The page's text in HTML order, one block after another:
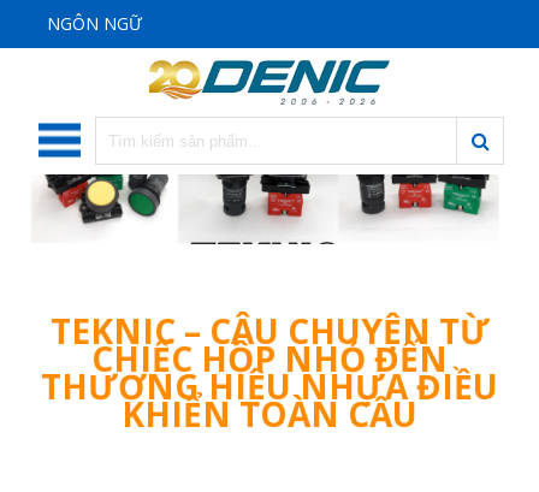
NGÔN NGỮ
TEKNIC – CÂU CHUYỆN TỪ
CHIẾC HỘP NHỎ ĐẾN
THƯƠNG HIỆU NHỰA ĐIỀU
KHIỂN TOÀN CẦU